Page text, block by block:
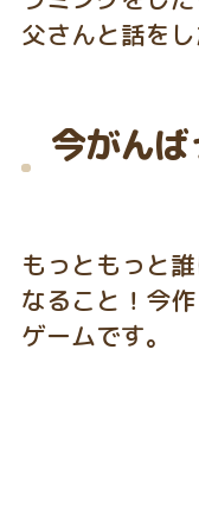
父さんと話をし
今がん
もっともっと
なること！今
ゲームです。